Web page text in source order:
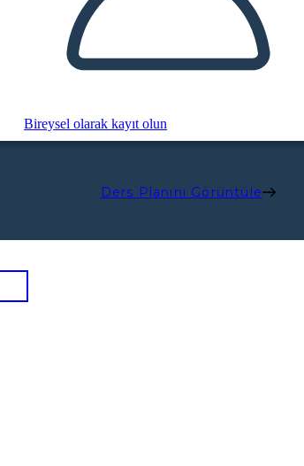
Bireysel olarak kayıt olun
Ders Planını Görüntüle